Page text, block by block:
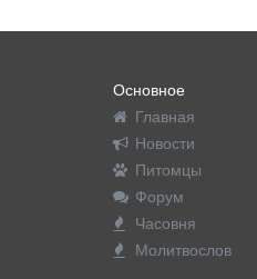
Основное
Главная
Новости
Питомцы
Форум
Часовня
Молитвослов